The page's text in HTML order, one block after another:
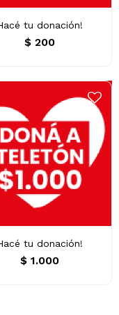
tu donación!
$ 200
tu donación!
$ 1.000